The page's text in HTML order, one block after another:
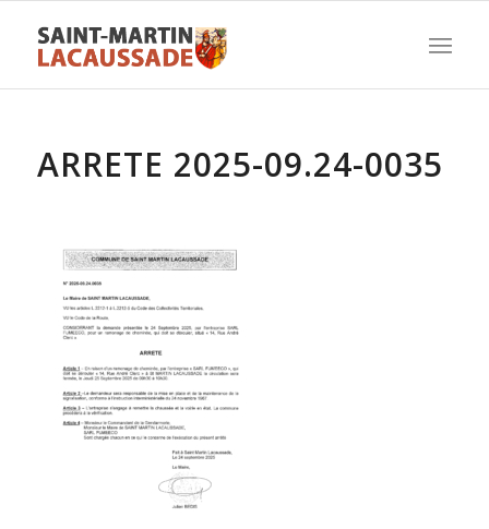
ARRETE 2025-09.24-0035